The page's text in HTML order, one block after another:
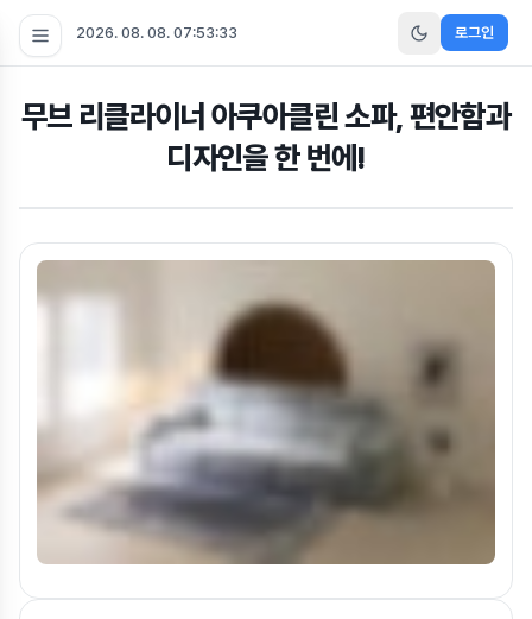
2026. 08. 08. 07:53:34 로그인
무브 리클라이너 아쿠아클린 소파, 편안함과
디자인을 한 번에!